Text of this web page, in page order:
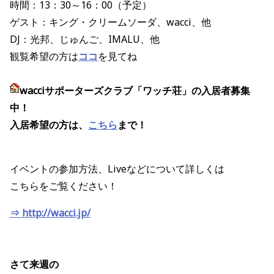
時間：13：30～16：00（予定）
ゲスト：キング・クリームソーダ、wacci、他
DJ：光邦、じゅんご、IMALU、他
観覧希望の方はココを見てね
wacciサポーターズクラブ「ワッチ荘」の入居者募集
中！
入居希望の方は、 こちら まで！
イベントの参加方法、Liveなどについて詳しくは
こちらをご覧ください！
⇒ http://wacci.jp/
さて来週の